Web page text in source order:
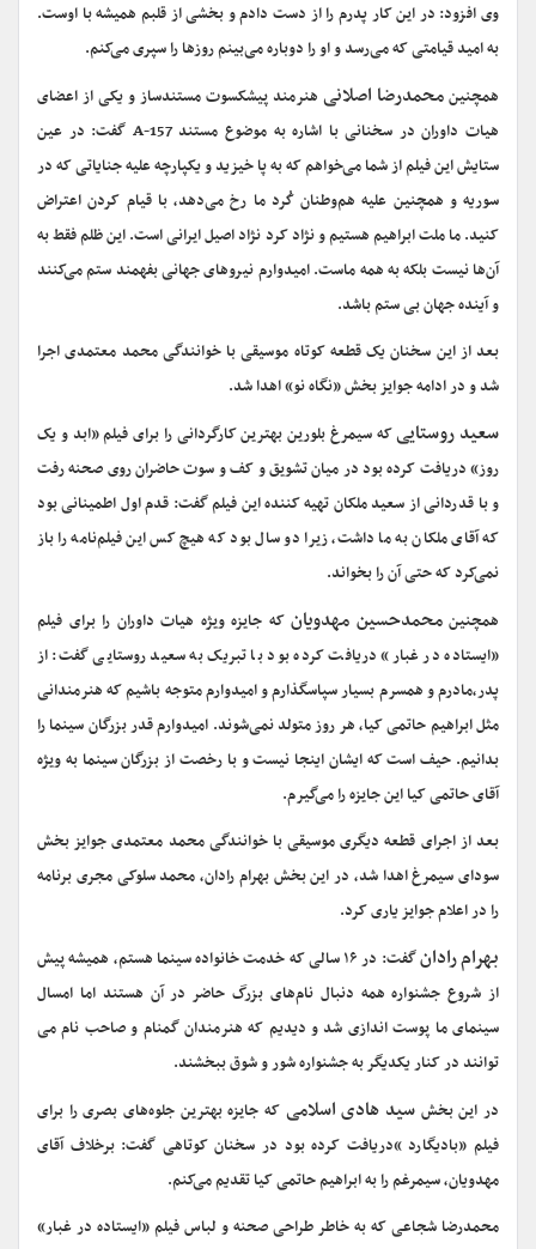
وی افزود: در این کار پدرم را از دست دادم و بخشی از قلبم همیشه با اوست.
به امید قیامتی که می‌رسد و او را دوباره می‌بینم روزها را سپری می‌کنم.
همچنینمحمدرضا اصلانی هنرمند پیشکسوت مستندساز و یکی از اعضای
هیات داوران در سخنانی با اشاره به موضوع مستند A-157 گفت: در عین
ستایش این فیلم از شما می‌خواهم که به پا خیزید و یکپارچه علیه جنایاتی که در
سوریه و همچنین علیه هم‌وطنان کُرد ما رخ می‌دهد، با قیام کردن اعتراض
کنید. ما ملت ابراهیم هستیم و نژاد کرد نژاد اصیل ایرانی است. این ظلم فقط به
آن‌ها نیست بلکه به همه ماست. امیدوارم نیروهای جهانی بفهمند ستم می‌کنند
و آینده جهان بی ستم باشد.
بعد از این سخنان یک قطعه کوتاه موسیقی با خوانندگی محمد معتمدی اجرا
شد و در ادامه جوایز بخش «نگاه نو» اهدا شد.
سعید روستاییکه سیمرغ بلورین بهترین کارگردانی را برای فیلم «ابد و یک
روز» دریافت کرده بود در میان تشویق و کف و سوت حاضران روی صحنه رفت
و با قدردانی از سعید ملکان تهیه کننده این فیلم گفت:‌ قدم اول اطمینانی بود
که آقای ملکان به ما داشت، زیرا دو سال بود که هیچ کس این فیلم‌نامه را باز
نمی‌کرد که حتی آن را بخواند.
همچنینمحمدحسین مهدویان که جایزه ویژه هیات داوران را برای فیلم
«ایستاده در غبار» دریافت کرده بود با تبریک به سعید روستایی گفت: از
پدر،مادرم و همسرم بسیار سپاسگذارم و امیدوارم متوجه باشیم که هنرمندانی
مثل ابراهیم حاتمی کیا،‌ هر روز متولد نمی‌شوند. امیدوارم قدر بزرگان سینما را
بدانیم. حیف است که ایشان اینجا نیست و با رخصت از بزرگان سینما به ویژه
آقای حاتمی کیا این جایزه را می‌گیرم.
بعد از اجرای قطعه دیگری موسیقی با خوانندگی محمد معتمدی جوایز بخش
سودای سیمرغ اهدا شد، در این بخش بهرام رادان، محمد سلوکی مجری برنامه
را در اعلام جوایز یاری کرد.
بهرام رادان
گفت: ‌در ۱۶ سالی که خدمت خانواده سینما هستم، همیشه پیش
از شروع جشنواره همه دنبال نام‌های بزرگ حاضر در آن هستند اما امسال
سینمای ما پوست اندازی شد و دیدیم که هنرمندان گمنام و صاحب نام می
توانند در کنار یکدیگر به جشنواره شور و شوق ببخشند.
در این بخش سید هادی اسلامی که جایزه بهترین جلوه‌های بصری را برای
فیلم «بادیگارد »دریافت کرده بود در سخنان کوتاهی گفت:‌ برخلاف آقای
مهدویان، سیمرغم را به ابراهیم حاتمی کیا تقدیم می‌کنم.
محمدرضا شجاعی که به خاطر طراحی صحنه و لباس فیلم «ایستاده در غبار»